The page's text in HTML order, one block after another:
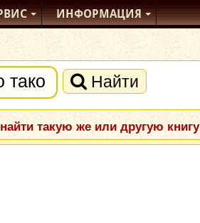
ИНФОРМАЦИЯ
Найти
такую же или другую книгу